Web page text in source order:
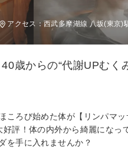
アクセス：西武多摩湖線 八坂(東京)
歳からの“代謝UPむ
ころび始めた体が【リンパマ
評！体の内外から綺麗にな
を手に入れませんか？